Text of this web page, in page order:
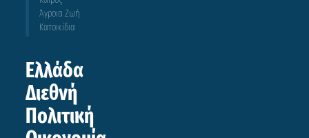
Άγροια Ζωή
Κατοικίδια
Ελλάδα
Διεθνή
Πολιτική